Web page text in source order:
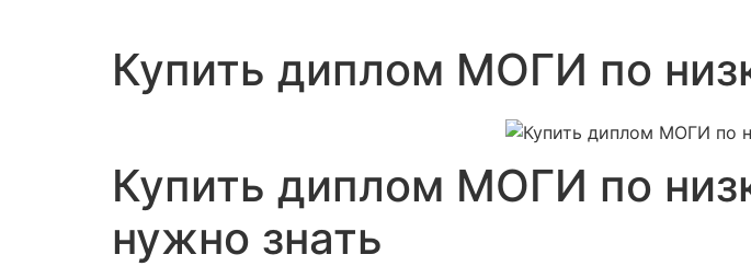
Купить диплом МОГИ по
Купить диплом МОГИ по
нужно знать